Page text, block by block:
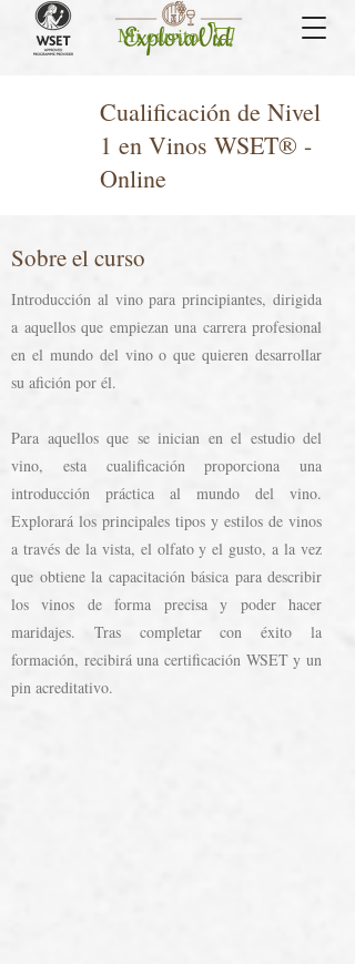
Mi carrito
Cualificación de Nivel
1 en Vinos WSET® -
Online
Sobre el curso
Introducción al vino para principiantes, dirigida
a aquellos que empiezan una carrera profesional
en el mundo del vino o que quieren desarrollar
su afición por él.
Para aquellos que se inician en el estudio del
vino, esta cualificación proporciona una
introducción práctica al mundo del vino.
Explorará los principales tipos y estilos de vinos
a través de la vista, el olfato y el gusto, a la vez
que obtiene la capacitación básica para describir
los vinos de forma precisa y poder hacer
maridajes. Tras completar con éxito la
formación, recibirá una certificación WSET y un
pin acreditativo.